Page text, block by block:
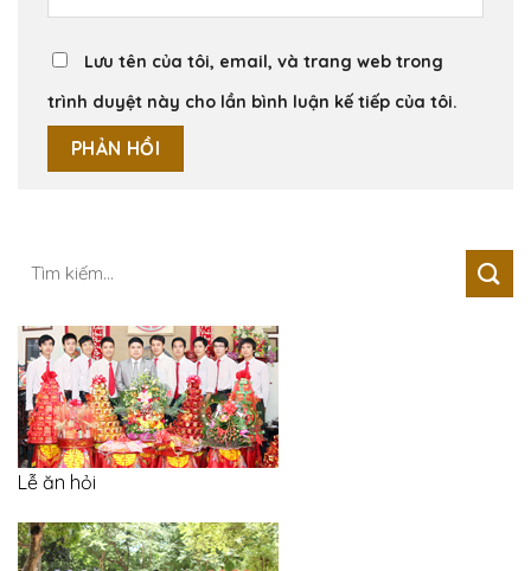
Lưu tên của tôi, email, và trang web trong
trình duyệt này cho lần bình luận kế tiếp của tôi.
Tìm
Lễ ăn hỏi